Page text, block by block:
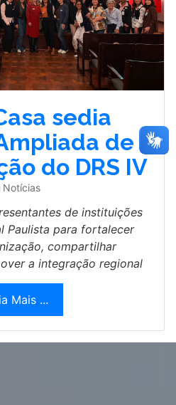
sedia
de
do DRS IV
Notícias
de instituições
Paulista para fortalecer
compartilhar
a integração regional
Mais ...